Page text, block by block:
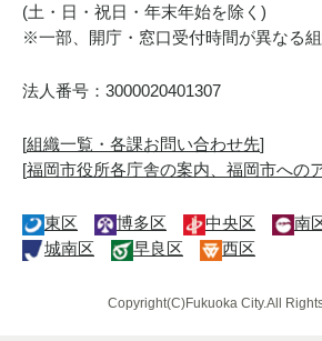
(土・日・祝日・年末年始を除く)
※一部、開庁・窓口受付時間が異なる
法人番号：3000020401307
[組織一覧・各課お問い合わせ先]
[福岡市役所各庁舎の案内、福岡市への
東区 博多区 中央区
南
城南区
早良区 西区
Copyright(C)Fukuoka City.All